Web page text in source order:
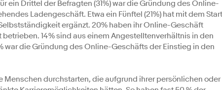
ein Drittel der Befragten (31%) war die Gründung des Online-
Ladengeschäft. Etwa ein Fünftel (21%) hat mit dem Start
ergänzt. 20% haben ihr Online-Geschäft
14% sind aus einem Angestelltenverhältnis in den
war die Gründung des Online-Geschäfts der Einstieg in den
durchstarten, die aufgrund ihrer persönlichen oder